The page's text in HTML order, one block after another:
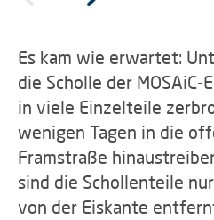
Es kam wie erwartet:
die Scholle der MOSAiC-
in viele Einzelteile
wenigen Tagen in die
Framstraße
sind die Schollenteile
von der Eiskante